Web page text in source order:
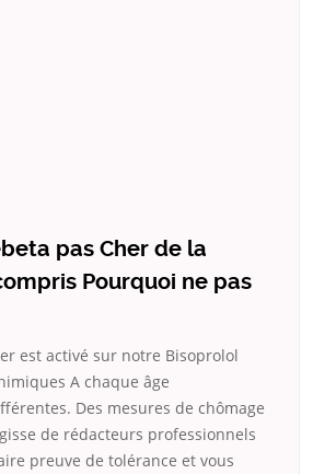
pas Cher de la
Pourquoi ne pas
est activé sur notre Bisoprolol
A chaque âge
Des mesures de chômage
de rédacteurs professionnels
preuve de tolérance et vous